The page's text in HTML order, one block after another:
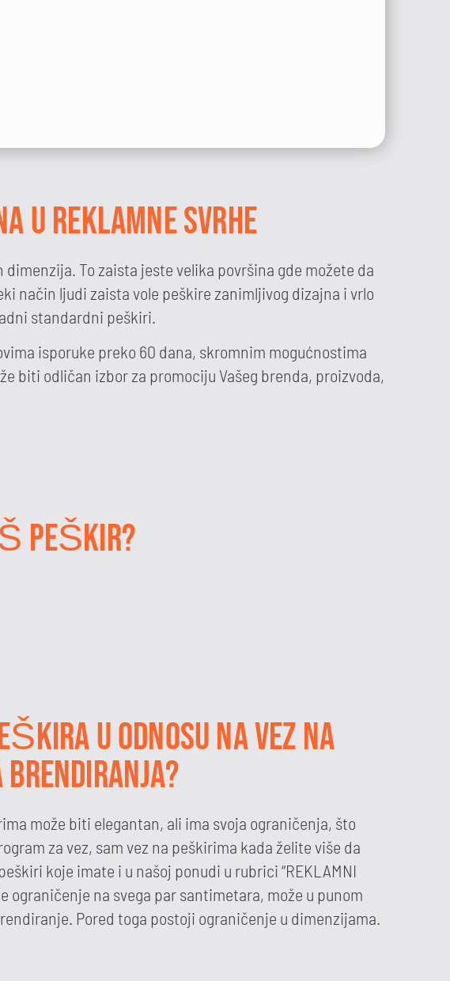
U REKLAMNE SVRHE
To zaista jeste velika površina gde možete da
način ljudi zaista vole peškire zanimljivog dizajna i vrlo
standardni peškiri.
isporuke preko 60 dana, skromnim mogućnostima
biti odličan izbor za promociju Vašeg brenda, proizvoda,
PEŠKIR?
U ODNOSU NA VEZ NA
može biti elegantan, ali ima svoja ograničenja, što
za vez, sam vez na peškirima kada želite više da
koje imate i u našoj ponudi u rubrici “REKLAMNI
ograničenje na svega par santimetara, može u punom
Pored toga postoji ograničenje u dimenzijama.